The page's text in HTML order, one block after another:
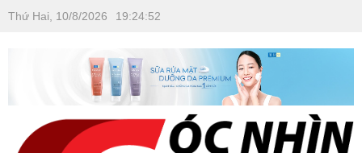
Thứ Hai, 10/8/2026 19:24:52